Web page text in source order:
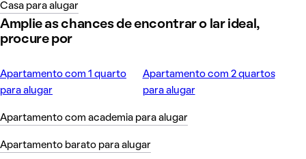
Casa para alugar
Amplie as chances de encontrar o lar ideal,
procure por
Apartamento com 1 quarto
para alugar
Apartamento com 2 quartos
para alugar
Apartamento com academia para alugar
Apartamento barato para alugar